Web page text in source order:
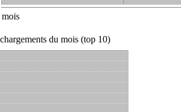
mois
du mois (top 10)